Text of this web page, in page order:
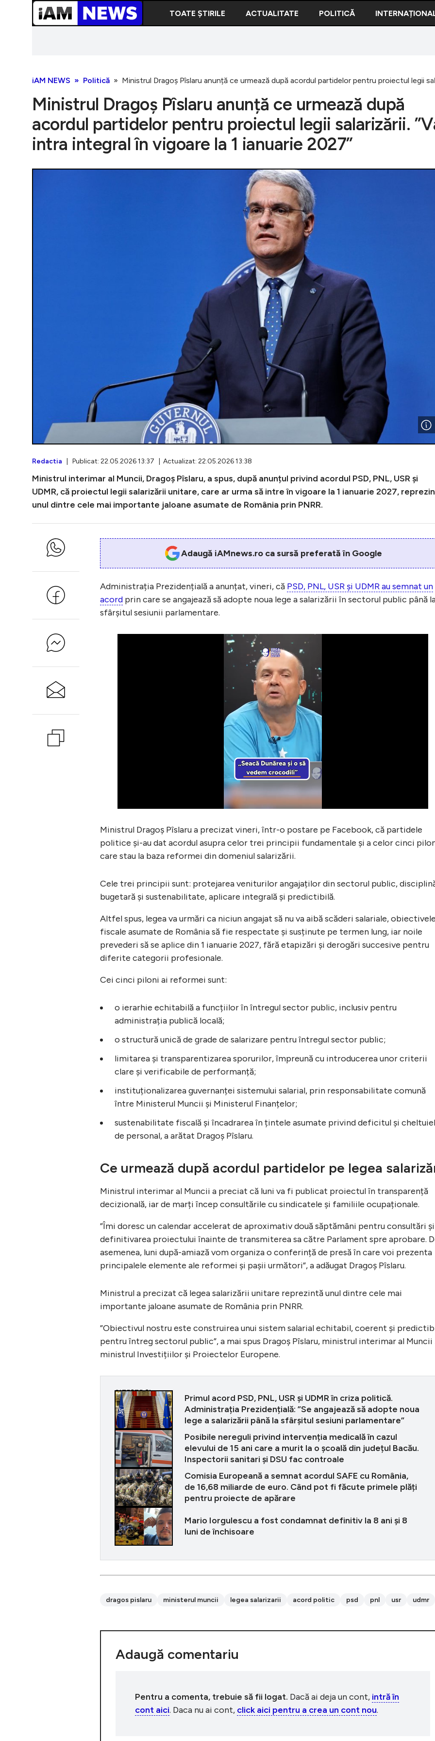
TOATE ȘTIRILE ACTUALITATE POLITICĂ
iAM NEWS Politică Ministrul Dragoș Pîslaru anunță ce urmează după acordul partidelor pentru proiectul legii
Ministrul Dragoș Pîslaru anunță ce urmează după
acordul partidelor pentru proiectul legii salarizării.
intra integral în vigoare la 1 ianuarie 2027”
Redactia | Publicat: 22.05.2026 13:37 | Actualizat: 22.05.2026 13:38
Ministrul interimar al Muncii, Dragoș Pîslaru, a spus, după anunțul privind acordul PSD, PNL, USR și
UDMR, că proiectul legii salarizării unitare, care ar urma să intre în vigoare la 1 ianuarie 2027,
unul dintre cele mai importante jaloane asumate de România prin PNRR.
Adaugă iAMnews.ro ca sursă preferată în Google
Administrația Prezidențială a anunțat, vineri, că PSD, PNL, USR și UDMR au semnat un
acord prin care se angajează să adopte noua lege a salarizării în sectorul public până
sfârșitul sesiunii parlamentare.
Ministrul Dragoș Pîslaru a precizat vineri, într-o postare pe Facebook, că partidele
politice și-au dat acordul asupra celor trei principii fundamentale și a celor cinci
care stau la baza reformei din domeniul salarizării.
Cele trei principii sunt: protejarea veniturilor angajaților din sectorul public,
bugetară și sustenabilitate, aplicare integrală și predictibilă.
Altfel spus, legea va urmări ca niciun angajat să nu va aibă scăderi salariale,
fiscale asumate de România să fie respectate și susținute pe termen lung, iar noile
prevederi să se aplice din 1 ianuarie 2027, fără etapizări și derogări succesive pentru
diferite categorii profesionale.
Cei cinci piloni ai reformei sunt:
o ierarhie echitabilă a funcțiilor în întregul sector public, inclusiv pentru
administrația publică locală;
o structură unică de grade de salarizare pentru întregul sector public;
limitarea și transparentizarea sporurilor, împreună cu introducerea unor criterii
clare și verificabile de performanță;
instituționalizarea guvernanței sistemului salarial, prin responsabilitate comună
între Ministerul Muncii și Ministerul Finanțelor;
sustenabilitate fiscală și încadrarea în țintele asumate privind deficitul și
de personal, a arătat Dragoș Pîslaru.
Ce urmează după acordul partidelor pe legea
Ministrul interimar al Muncii a preciat că luni va fi publicat proiectul în transparență
decizională, iar de marți încep consultările cu sindicatele și familiile ocupaționale.
”Îmi doresc un calendar accelerat de aproximativ două săptămâni pentru consultări și
definitivarea proiectului înainte de transmiterea sa către Parlament spre aprobare.
asemenea, luni după-amiază vom organiza o conferință de presă în care voi prezenta
principalele elemente ale reformei și pașii următori”, a adăugat Dragoș Pîslaru.
Ministrul a precizat că legea salarizării unitare reprezintă unul dintre cele mai
importante jaloane asumate de România prin PNRR.
”Obiectivul nostru este construirea unui sistem salarial echitabil, coerent și
pentru întreg sectorul public”, a mai spus Dragoș Pîslaru, ministrul interimar al Muncii
ministrul Investițiilor și Proiectelor Europene.
CITEȘTE ȘI
Primul acord PSD, PNL, USR și UDMR în criza politică.
Administrația Prezidențială: ”Se angajează să adopte noua
lege a salarizării până la sfârșitul sesiuni parlamentare”
Posibile nereguli privind intervenția medicală în cazul
elevului de 15 ani care a murit la o școală din județul Bacău.
Inspectorii sanitari și DSU fac controale
Comisia Europeană a semnat acordul SAFE cu România,
de 16,68 miliarde de euro. Când pot fi făcute primele plăți
pentru proiecte de apărare
Mario Iorgulescu a fost condamnat definitiv la 8 ani și 8
luni de închisoare
dragos pislaru ministerul muncii legea salarizarii acord politic psd pnl usr udmr
Adaugă comentariu
Pentru a comenta, trebuie să fii logat. Dacă ai deja un cont, intră în
cont aici. Daca nu ai cont, click aici pentru a crea un cont nou.